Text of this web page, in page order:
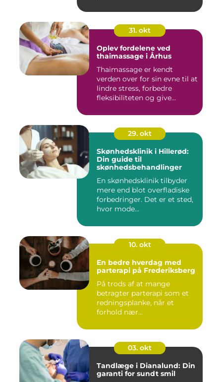
31. okt
Oplev fordelene ved
thaimassage i Århus
Thaimassage er kendt
verden over for sin evne til at
lindre stress, forbedre
fleksibiliteten og give...
29. okt
Skønhedsklinik i Hillerød:
Din guide til
skønhedsbehandlinger
En skønhedsklinik tilbyder
mere end blot overfladiske
forbedringer. Det er et sted,
hvor mode...
10. okt
En bedre hverdag med
parterapi på Frederiksberg
På trods af at mange
betragter parterapi som et
redningsplanke, når et
forhold nær...
03. okt
Tandlæge i Dianalund: Din
garanti for sundt smil